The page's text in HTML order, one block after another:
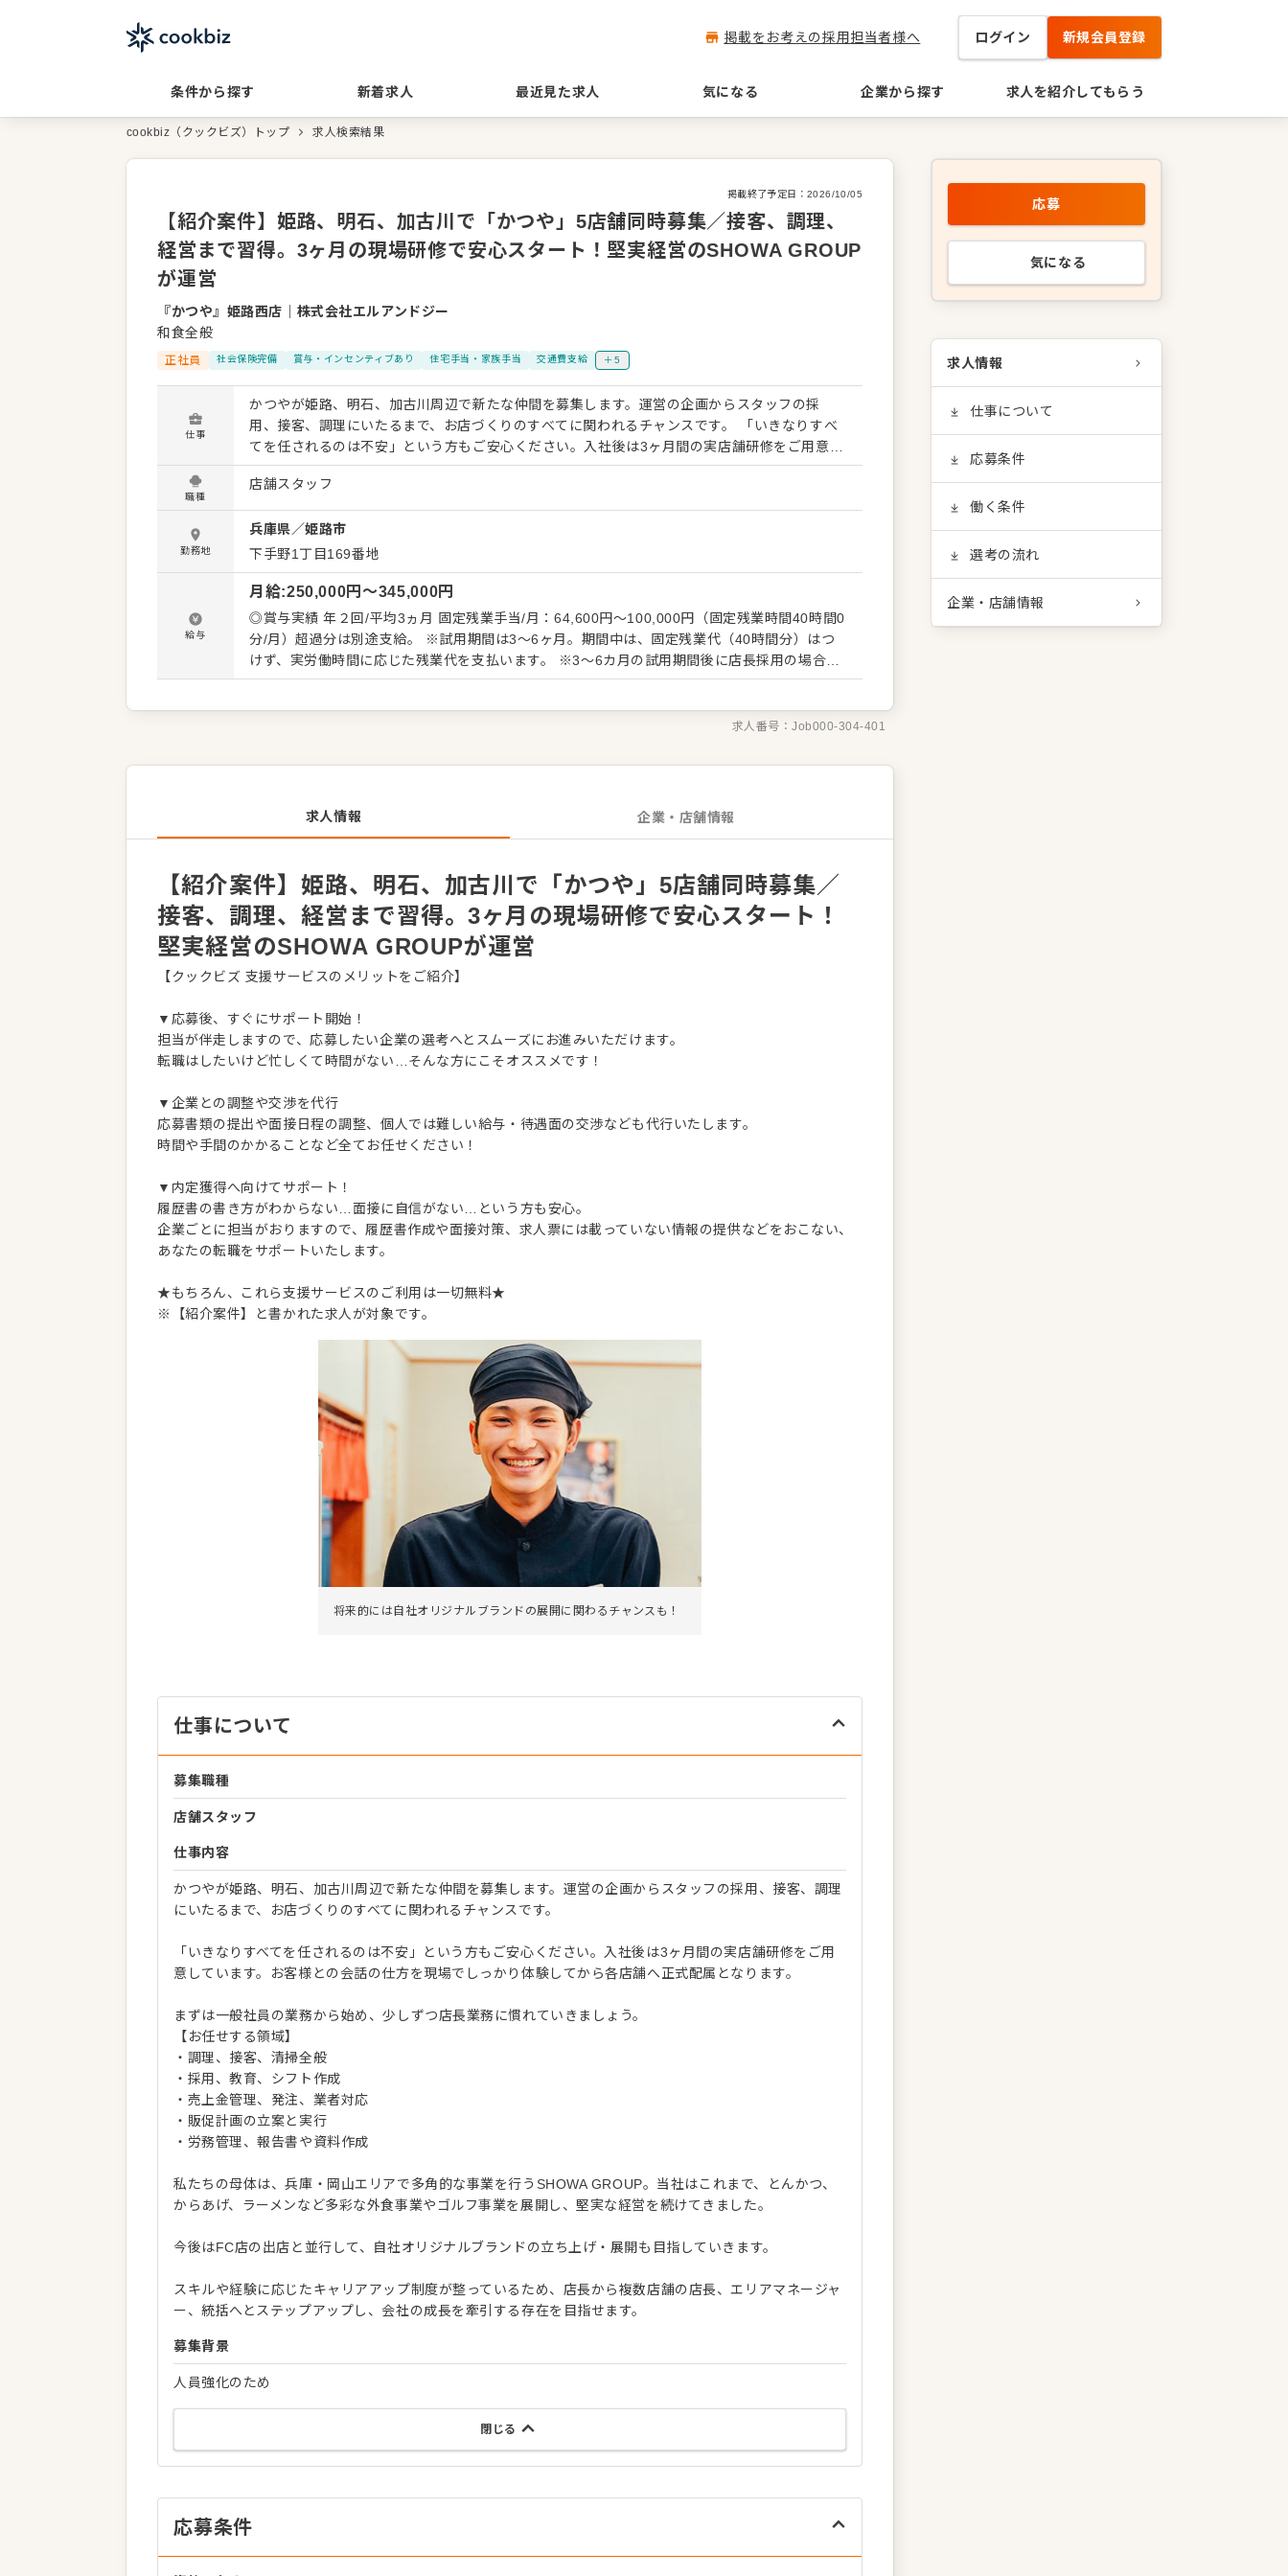
掲載をお考えの採用担当者様へ ログイン 新規会員登録
条件から探す 新着求人 最近見た求人 気になる 企業から探す 求人を紹介してもらう
cookbiz（クックビズ）トップ 求人検索結果
掲載終了予定日： 2026/10/05
【紹介案件】姫路、明石、加古川で「かつや」5店舗同時募集／接客、調理、
経営まで習得。3ヶ月の現場研修で安心スタート！堅実経営のSHOWA GROUP
が運営
『かつや』姫路西店
株式会社エルアンドジー
和食全般
正社員 社会保険完備 賞与・インセンティブあり 住宅手当・家族手当 交通費支給 ＋5
仕事
かつやが姫路、明石、加古川周辺で新たな仲間を募集します。運営の企画からスタッフの採
用、接客、調理にいたるまで、お店づくりのすべてに関われるチャンスです。 「いきなりすべ
てを任されるのは不安」という方もご安心ください。入社後は3ヶ月間の実店舗研修をご用意し
ています。お客様との会話の仕方を現場でしっかり体験してから各店舗へ正式配属となりま
す。 まずは一般社員の業務から始め、少しずつ店長業務に慣れていきましょう。 【お任せする
領域】 ・調理、接客、清掃全般 ・採用、教育、シフト作成 ・売上金管理、発注、業者対応 ・
販促計画の立案と実行 ・労務管理、報告書や資料作成 私たちの母体は、兵庫・岡山エリアで多
角的な事業を行うSHOWA GROUP。当社はこれまで、とんかつ、からあげ、ラーメンなど多彩
な外食事業やゴルフ事業を展開し、堅実な経営を続けてきました。 今後はFC店の出店と並行し
て、自社オリジナルブランドの立ち上げ・展開も目指していきます。 スキルや経験に応じたキ
ャリアアップ制度が整っているため、店長から複数店舗の店長、エリアマネージャー、統括へ
とステップアップし、会社の成長を牽引する存在を目指せます。
職種
店舗スタッフ
勤務地
兵庫県／姫路市
下手野1丁目169番地
給与
月給:250,000円〜345,000円
◎賞与実績 年２回/平均3ヵ月 固定残業手当/月：64,600円～100,000円（固定残業時間40時間0
分/月）超過分は別途支給。 ※試用期間は3～6ヶ月。期間中は、固定残業代（40時間分）はつ
けず、実労働時間に応じた残業代を支払います。 ※3～6カ月の試用期間後に店長採用の場合は
下記給与体系となります 月給327,200円～+諸手当+賞与年2~3回(固定残業手当40H分73,200円
求人番号：Job000-304-401
求人情報 企業・店舗情報
【紹介案件】姫路、明石、加古川で「かつや」5店舗同時募集／
接客、調理、経営まで習得。3ヶ月の現場研修で安心スタート！
堅実経営のSHOWA GROUPが運営
【クックビズ 支援サービスのメリットをご紹介】
▼応募後、すぐにサポート開始！
担当が伴走しますので、応募したい企業の選考へとスムーズにお進みいただけます。
転職はしたいけど忙しくて時間がない…そんな方にこそオススメです！
▼企業との調整や交渉を代行
応募書類の提出や面接日程の調整、個人では難しい給与・待遇面の交渉なども代行いたします。
時間や手間のかかることなど全てお任せください！
▼内定獲得へ向けてサポート！
履歴書の書き方がわからない…面接に自信がない…という方も安心。
企業ごとに担当がおりますので、履歴書作成や面接対策、求人票には載っていない情報の提供などをおこない、
あなたの転職をサポートいたします。
★もちろん、これら支援サービスのご利用は一切無料★
※【紹介案件】と書かれた求人が対象です。
将来的には自社オリジナルブランドの展開に関わるチャンスも！
仕事について
募集職種
店舗スタッフ
仕事内容
かつやが姫路、明石、加古川周辺で新たな仲間を募集します。運営の企画からスタッフの採用、接客、調理
にいたるまで、お店づくりのすべてに関われるチャンスです。
「いきなりすべてを任されるのは不安」という方もご安心ください。入社後は3ヶ月間の実店舗研修をご用
意しています。お客様との会話の仕方を現場でしっかり体験してから各店舗へ正式配属となります。
まずは一般社員の業務から始め、少しずつ店長業務に慣れていきましょう。
【お任せする領域】
・調理、接客、清掃全般
・採用、教育、シフト作成
・売上金管理、発注、業者対応
・販促計画の立案と実行
・労務管理、報告書や資料作成
私たちの母体は、兵庫・岡山エリアで多角的な事業を行うSHOWA GROUP。当社はこれまで、とんかつ、
からあげ、ラーメンなど多彩な外食事業やゴルフ事業を展開し、堅実な経営を続けてきました。
今後はFC店の出店と並行して、自社オリジナルブランドの立ち上げ・展開も目指していきます。
スキルや経験に応じたキャリアアップ制度が整っているため、店長から複数店舗の店長、エリアマネージャ
ー、統括へとステップアップし、会社の成長を牽引する存在を目指せます。
募集背景
人員強化のため
閉じる
応募条件
応募
気になる
求人情報
仕事について
応募条件
働く条件
選考の流れ
企業・店舗情報